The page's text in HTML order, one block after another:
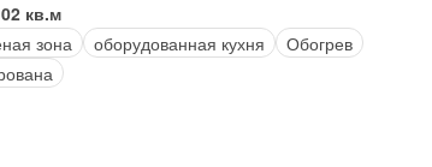
кв.м
зона оборудованная кухня
Обогрев